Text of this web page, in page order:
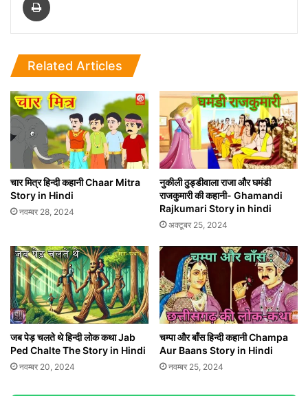
Related Articles
चार मित्र हिन्दी कहानी Chaar Mitra
Story in Hindi
नवम्बर 28, 2024
नुकीली ठुड्डीवाला राजा और घमंडी
राजकुमारी की कहानी- Ghamandi
Rajkumari Story in hindi
अक्टूबर 25, 2024
जब पेड़ चलते थे हिन्दी लोक कथा Jab
Ped Chalte The Story in Hindi
नवम्बर 20, 2024
चम्पा और बाँस हिन्दी कहानी Champa
Aur Baans Story in Hindi
नवम्बर 25, 2024